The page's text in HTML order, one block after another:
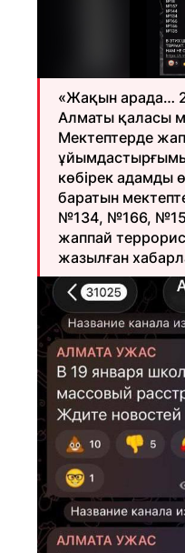
«Жақын арада…
Алматы қаласы
Мектептерде
көбірек адамды
баратын
№134, №166,
жаппай
жазылған